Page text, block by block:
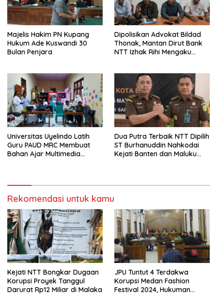
Majelis Hakim PN Kupang
Hukum Ade Kuswandi 30
Bulan Penjara
Dipolisikan Advokat Bildad
Thonak, Mantan Dirut Bank
NTT Izhak Rihi Mengaku
Universitas Uyelindo Latih
Guru PAUD MRC Membuat
Bahan Ajar Multimedia
Dua Putra Terbaik NTT Dipilih
ST Burhanuddin Nahkodai
Kejati Banten dan Maluku
Rekomendasi untuk kamu
Kejati NTT Bongkar Dugaan
Korupsi Proyek Tanggul
Darurat Rp12 Miliar di Malaka
JPU Tuntut 4 Terdakwa
Korupsi Medan Fashion
Festival 2024, Hukuman